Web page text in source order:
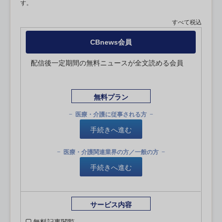
す。
すべて税込
CBnews会員
配信後一定期間の無料ニュースが全文読める会員
無料プラン
医療・介護に従事される方
手続きへ進む
医療・介護関連業界の方／一般の方
手続きへ進む
サービス内容